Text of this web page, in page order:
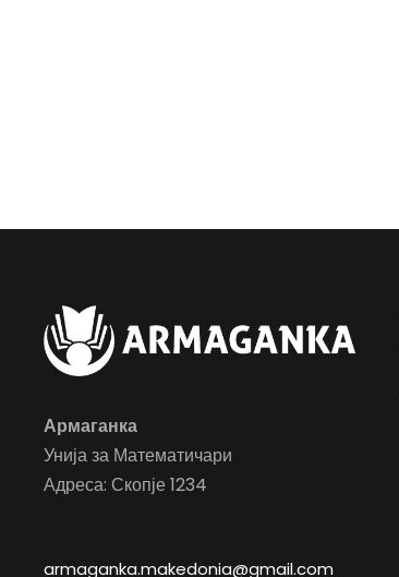
Армаганка
Унија за Математичари
Адреса: Скопје 1234
armaganka.makedonia@gmail.com